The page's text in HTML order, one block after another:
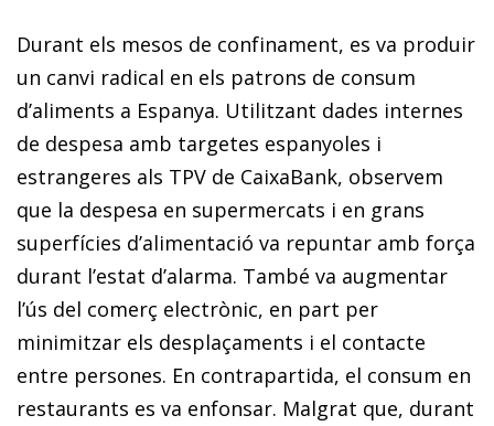
Durant els mesos de confinament, es va produir
un canvi radical en els patrons de consum
d’aliments a Espanya. Utilitzant dades internes
de despesa amb targetes espanyoles i
estrangeres als TPV de CaixaBank, observem
que la despesa en supermercats i en grans
superfícies d’alimentació va repuntar amb força
durant l’estat d’alarma. També va augmentar
l’ús del comerç electrònic, en part per
minimitzar els desplaçaments i el contacte
entre persones. En contrapartida, el consum en
restaurants es va enfonsar. Malgrat que, durant